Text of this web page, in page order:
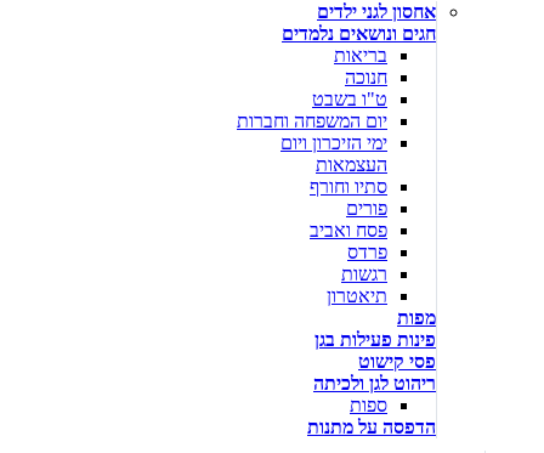
אחסון לגני ילדים
חגים ונושאים נלמדים
בריאות
חנוכה
ט"ו בשבט
יום המשפחה וחברות
ימי הזיכרון ויום
העצמאות
סתיו וחורף
פורים
פסח ואביב
פרדס
רגשות
תיאטרון
מפות
פינות פעילות בגן
פסי קישוט
ריהוט לגן ולכיתה
ספות
הדפסה על מתנות